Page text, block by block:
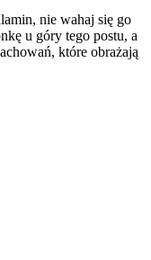
nie wahaj się go
u góry tego postu, a
które obrażają